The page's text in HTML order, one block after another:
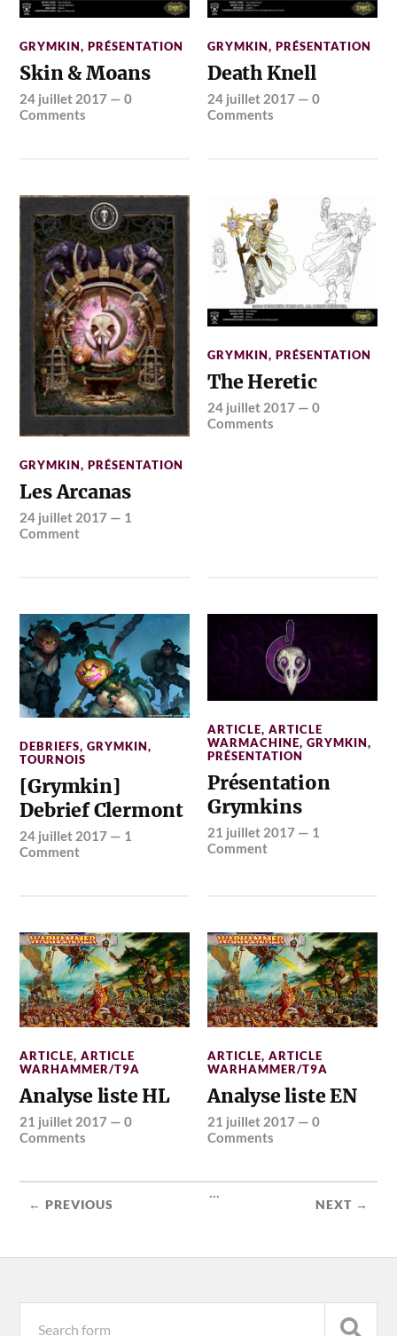
GRYMKIN,PRÉSENTATION
Skin & Moans
24 juillet 2017 —0
Comments
GRYMKIN,PRÉSENTATION
Death Knell
24 juillet 2017 —0
Comments
GRYMKIN,PRÉSENTATION
Les Arcanas
24 juillet 2017 — 1
Comment
GRYMKIN,PRÉSENTATION
The Heretic
24 juillet 2017 —0
Comments
DEBRIEFS,GRYMKIN,
TOURNOIS
[Grymkin]
Debrief Clermont
24 juillet 2017 — 1
Comment
ARTICLE,ARTICLE
WARMACHINE,GRYMKIN,
PRÉSENTATION
Présentation
Grymkins
21 juillet 2017 — 1
Comment
ARTICLE,ARTICLE
WARHAMMER/T9A
Analyse liste HL
21 juillet 2017 —0
Comments
ARTICLE,ARTICLE
WARHAMMER/T9A
Analyse liste EN
21 juillet 2017 —0
Comments
← PREVIOUS
...
NEXT →